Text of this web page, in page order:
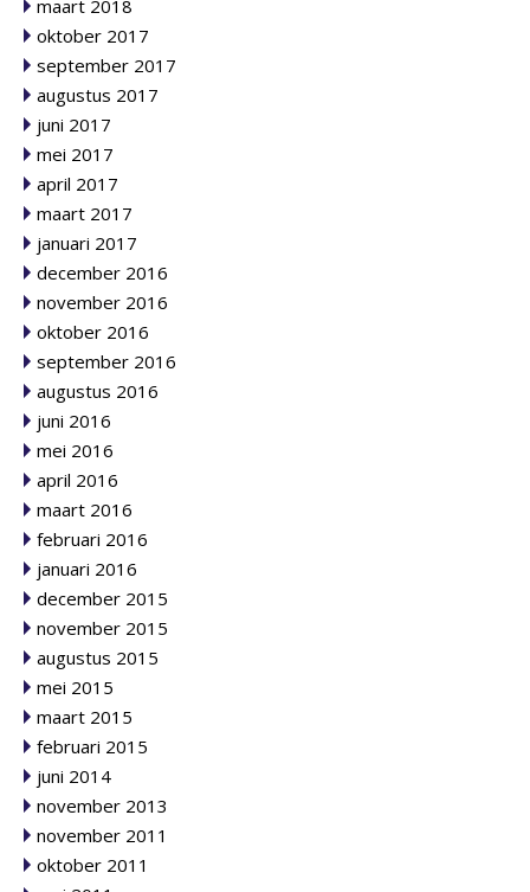
maart 2018
oktober 2017
september 2017
augustus 2017
juni 2017
mei 2017
april 2017
maart 2017
januari 2017
december 2016
november 2016
oktober 2016
september 2016
augustus 2016
juni 2016
mei 2016
april 2016
maart 2016
februari 2016
januari 2016
december 2015
november 2015
augustus 2015
mei 2015
maart 2015
februari 2015
juni 2014
november 2013
november 2011
oktober 2011